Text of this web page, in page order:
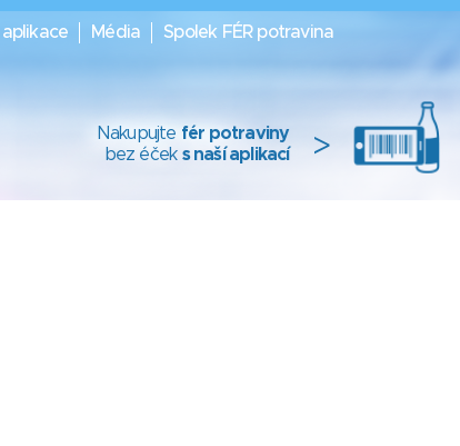
aplikace Média Spolek FÉR potravina
Nakupujte fér potraviny
bez éček s naší aplikací >